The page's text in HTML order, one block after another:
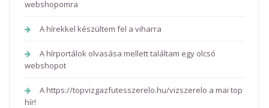
webshopomra
A hírekkel készültem fel a viharra
A hírportálok olvasása mellett találtam egy olcsó
webshopot
A https://topvizgazfutesszerelo.hu/vizszerelo a mai top
hír!